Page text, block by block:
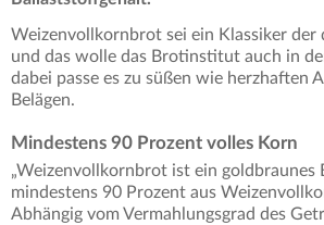
Weizenvollkornbrot sei ein Klassiker der
und das wolle das Brotinstitut auch in
dabei passe es zu süßen wie herzhaften
Belägen.
Mindestens 90 Prozent volles Korn
„Weizenvollkornbrot ist ein goldbraunes
mindestens 90 Prozent aus
Abhängig vom Vermahlungsgrad des